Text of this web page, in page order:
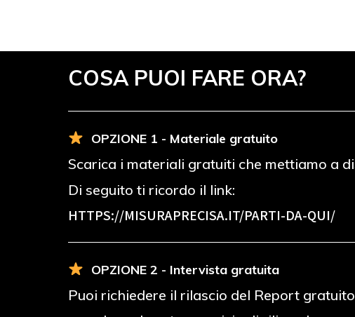
COSA PUOI FARE ORA?
OPZIONE 1 - Materiale gratuito
Scarica i materiali gratuiti che mettiamo a
Di seguito ti ricordo il link:
HTTPS://MISURAPRECISA.IT/PARTI-DA-QUI/
OPZIONE 2 - Intervista gratuita
Puoi richiedere il rilascio del Report